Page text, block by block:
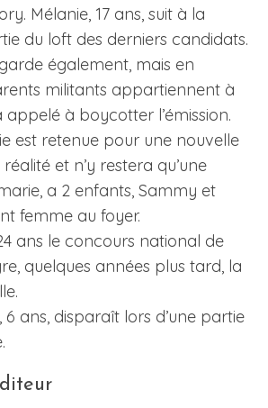
Mélanie, 17 ans, suit à la
du loft des derniers candidats.
également, mais en
militants appartiennent à
à boycotter l’émission.
est retenue pour une nouvelle
et n’y restera qu’une
a 2 enfants, Sammy et
femme au foyer.
ans le concours national de
quelques années plus tard, la
6 ans, disparaît lors d’une partie